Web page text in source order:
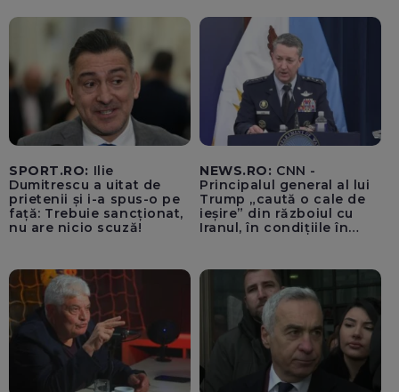
SPORT.RO: Ilie
Dumitrescu a uitat de
prietenii și i-a spus-o pe
față: Trebuie sancționat,
nu are nicio scuză!
NEWS.RO: CNN -
Principalul general al lui
Trump „caută o cale de
ieșire” din războiul cu
Iranul, în condițiile în